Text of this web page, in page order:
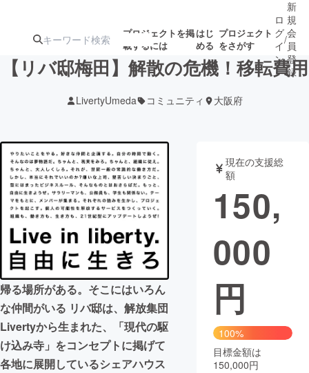
プロジェクトを掲
載するには
はじ
める
プロジェクト
をさがす
アート・写真
テクノロジー・ガジェット ゲーム・サ
映像・映画 書籍・雑誌
ビジネス・起業
まちづくり・地域活性化
ロ
グ
イ
ン
/
新
規
会
員
登
録
【リバ邸梅田】解散の危機！移転費用
LivertyUmeda コミュニティ 大阪府
帰る場所がある。そこにはいろん
な仲間がいる リバ邸は、解放集団
Livertyから生まれた、「現代の駆
け込み寺」をコンセプトに掲げて
各地に展開しているシェアハウス
現在の支援総
額
150,
000
円
100%
目標金額は
150,000円